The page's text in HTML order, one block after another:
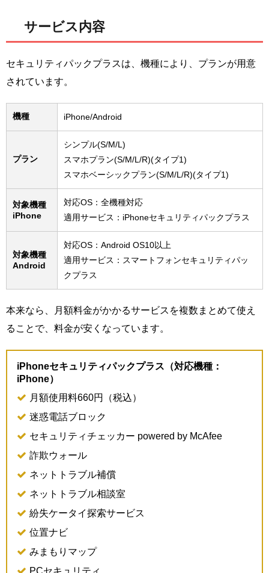
サービス内容
セキュリティパックプラスは、機種により、プランが用意
されています。
機種 iPhone/Android
プラン
シンプル(S/M/L)
スマホプラン(S/M/L/R)(タイプ1)
スマホベーシックプラン(S/M/L/R)(タイプ1)
対象機種
iPhone
対応OS：全機種対応
適用サービス：iPhoneセキュリティパックプラス
対象機種
Android
対応OS：Android OS10以上
適用サービス：スマートフォンセキュリティパッ
クプラス
本来なら、月額料金がかかるサービスを複数まとめて使え
ることで、料金が安くなっています。
iPhoneセキュリティパックプラス（対応機種：
iPhone）
月額使用料660円（税込）
迷惑電話ブロック
セキュリティチェッカー powered by McAfee
詐欺ウォール
ネットトラブル補償
ネットトラブル相談室
紛失ケータイ探索サービス
位置ナビ
みまもりマップ
PCセキュリティ